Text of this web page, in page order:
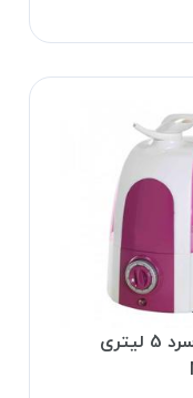
فروش بخور سرد 5 لیتری